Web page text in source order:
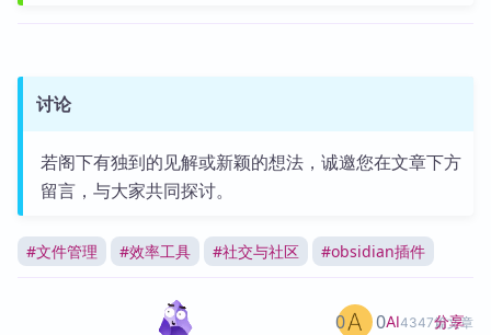
讨论
若阁下有独到的见解或新颖的想法，诚邀您在文章下方
留言，与大家共同探讨。
#文件管理 #效率工具 #社交与社区 #obsidian插件
AI4347篇文章
0 0 分享